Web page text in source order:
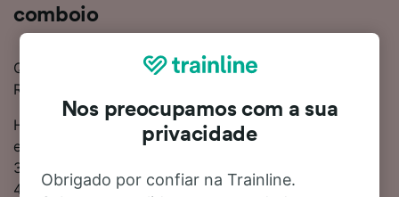
comboio
Quer saber mais sobre como apanhar um comboio de
Rue para Niort? Não precisa de procurar mais.
Há cerca de 10 comboios por dia a fazer o percurso
entre Rue e Niort, o que normalmente demora 8 horas
32 minutos para fazer a viagem com a distância de
467 km. Apesar disso, pode demorar tão pouco como
Nos preocupamos com a sua
privacidade
Obrigado por confiar na Trainline.